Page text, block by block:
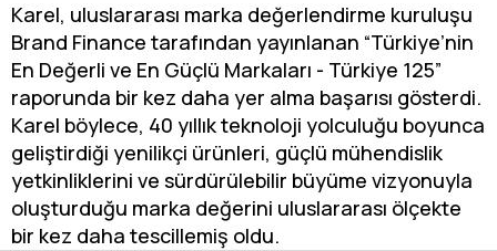
Karel, uluslararası marka değerlendirme kuruluşu
Brand Finance tarafından yayınlanan “Türkiye’nin
En Değerli ve En Güçlü Markaları - Türkiye 125”
raporunda bir kez daha yer alma başarısı gösterdi.
Karel böylece, 40 yıllık teknoloji yolculuğu boyunca
geliştirdiği yenilikçi ürünleri, güçlü mühendislik
yetkinliklerini ve sürdürülebilir büyüme vizyonuyla
oluşturduğu marka değerini uluslararası ölçekte
bir kez daha tescillemiş oldu.